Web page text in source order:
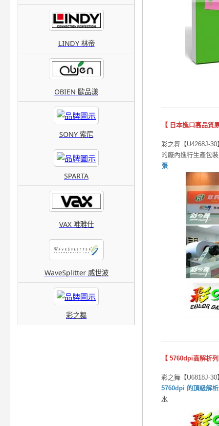
LINDY 林帝
OBIEN 歐品漾
SONY 索尼
SPARTA
VAX 唯雅仕
WaveSplitter 威世波
彩之舞
【 日本進口高品質
彩之舞【U4268J-
的廠內進行生產包
張
【 5760dpi高解析
彩之舞【U6818J-
5760dpi 的頂級解
水